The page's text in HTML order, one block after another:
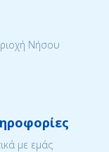
Νήσου
με εμάς